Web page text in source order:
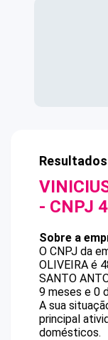
- CNPJ
Sobre a
O CNPJ da
OLIVEIRA é
SANTO
9 meses e 0
A sua
principal
domésticos.